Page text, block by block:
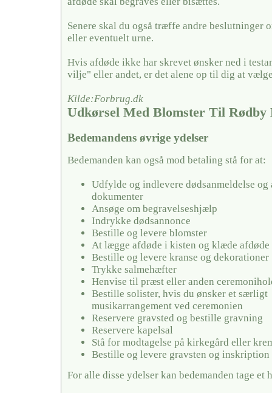
Senere skal du også træffe andre beslutninger
eller eventuelt urne.
Hvis afdøde ikke har skrevet ønsker ned i
vilje" eller andet, er det alene op til dig at
Kilde:Forbrug.dk
Udkørsel Med Blomster Til Rødby
Bedemandens øvrige ydelser
Bedemanden kan også mod betaling stå for at:
Udfylde og indlevere dødsanmeldelse
dokumenter
Ansøge om begravelseshjælp
Indrykke dødsannonce
Bestille og levere blomster
At lægge afdøde i kisten og klæde afdøde
Bestille og levere kranse og dekorationer
Trykke salmehæfter
Henvise til præst eller anden
Bestille solister, hvis du ønsker et særligt
musikarrangement ved ceremonien
Reservere gravsted og bestille gravning
Reservere kapelsal
Stå for modtagelse på kirkegård eller
Bestille og levere gravsten og inskription
For alle disse ydelser kan bedemanden tage et